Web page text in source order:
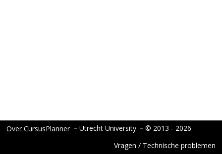
Over CursusPlanner − Utrecht University − © 2013 - 2026
Vragen / Technische problemen